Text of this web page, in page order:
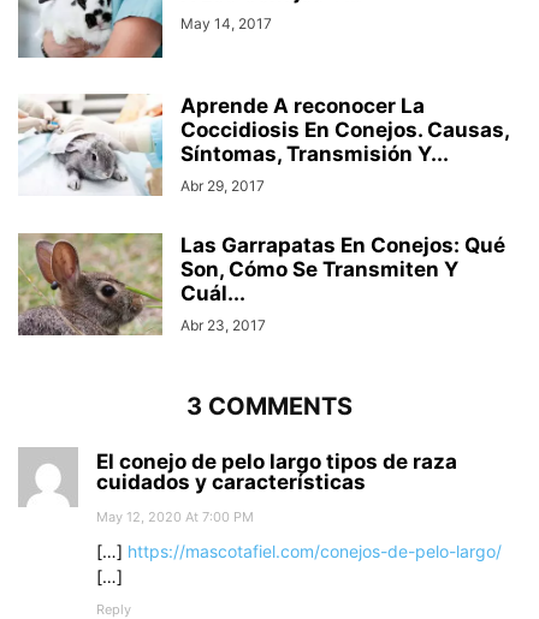
May 14, 2017
Aprende A reconocer La
Coccidiosis En Conejos. Causas,
Síntomas, Transmisión Y...
Abr 29, 2017
Las Garrapatas En Conejos: Qué
Son, Cómo Se Transmiten Y
Cuál...
Abr 23, 2017
3 COMMENTS
El conejo de pelo largo tipos de raza
cuidados y características
May 12, 2020 At 7:00 PM
[…] https://mascotafiel.com/conejos-de-pelo-largo/
[…]
Reply